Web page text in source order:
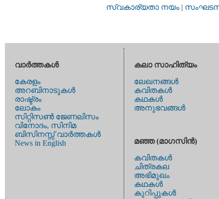
സ്വകാര്യതാ നയം |
വാര്‍ത്തകള്‍
കേരളം
അറബിനാടുകള്‍
രാഷ്ട്രം
ലോകം
സിറ്റിസണ്‍ ജേണലിസം
വിനോദം, സിനിമ
ബിസിനസ്സ് വാര്‍ത്തകള്‍
News in English
കലാ സാഹിത്യം
ലേഖനങ്ങള്‍
കവിതകള്‍
കഥകള്‍
അനുഭവങ്ങള്‍
മഞ്ഞ (മാഗസിന്‍)
കവിതകള്‍
ചിത്രകല
അഭിമുഖം
കഥകള്‍
കുറിപ്പുകള്‍